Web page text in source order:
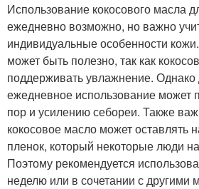
Использование кокосового масла
ежедневно возможно, но важно
индивидуальные особенности
может быть полезно, так как
поддерживать увлажнение.
ежедневное использование может
пор и усилению себореи. Также
кокосовое масло может оставлять
пленок, который некоторые люди
Поэтому рекомендуется
неделю или в сочетании с другими